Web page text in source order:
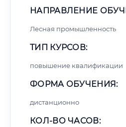
НАПРАВЛЕНИЕ
Лесная промышленность
ТИП КУРСОВ:
повышение квалификации
ФОРМА ОБУЧЕНИЯ:
дистанционно
КОЛ-ВО ЧАСОВ: